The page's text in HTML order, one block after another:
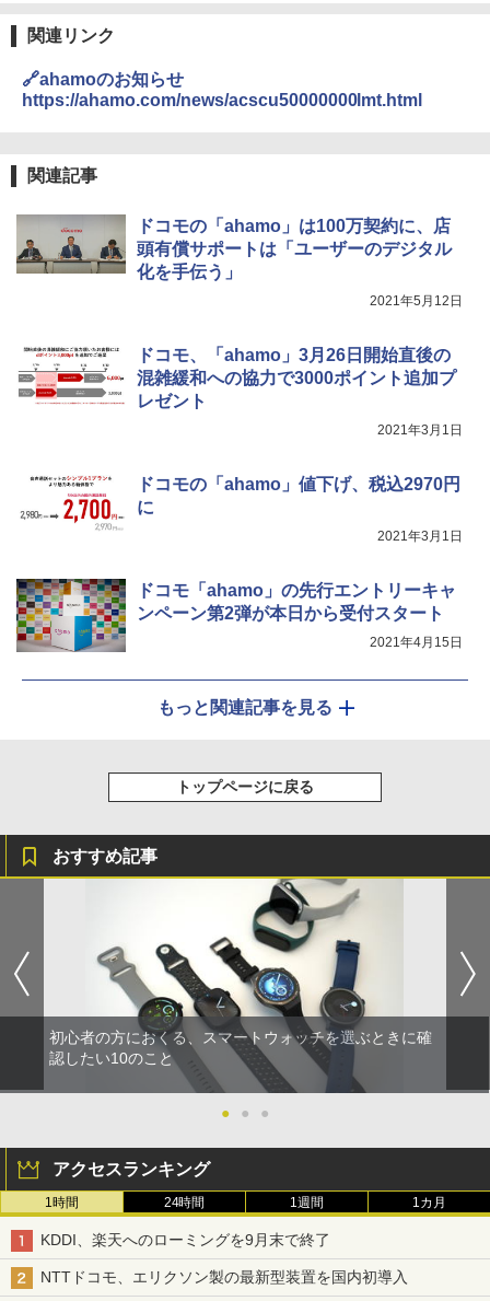
関連リンク
🔗ahamoのお知らせ
https://ahamo.com/news/acscu50000000lmt.html
関連記事
ドコモの「ahamo」は100万契約に、店
頭有償サポートは「ユーザーのデジタル
化を手伝う」
2021年5月12日
ドコモ、「ahamo」3月26日開始直後の
混雑緩和への協力で3000ポイント追加プ
レゼント
2021年3月1日
ドコモの「ahamo」値下げ、税込2970円
に
2021年3月1日
ドコモ「ahamo」の先行エントリーキャ
ンペーン第2弾が本日から受付スタート
2021年4月15日
もっと関連記事を見る
トップページに戻る
おすすめ記事
初心者の方におくる、スマートウォッチを選ぶときに確
認したい10のこと
● ● ●
アクセスランキング
1時間 24時間 1週間 1カ月
KDDI、楽天へのローミングを9月末で終了
NTTドコモ、エリクソン製の最新型装置を国内初導入